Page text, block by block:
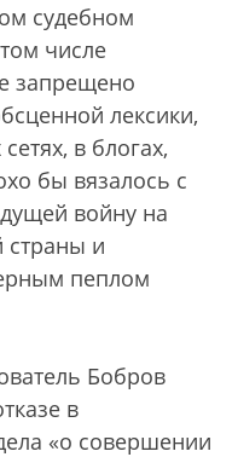
судебном
числе
запрещено
лексики,
в блогах,
бы вязалось с
войну на
страны и
пеплом
Бобров
в
«о совершении